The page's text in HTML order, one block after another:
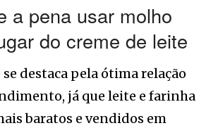
a pena usar molho
do creme de leite
destaca pela ótima relação
já que leite e farinha
baratos e vendidos em